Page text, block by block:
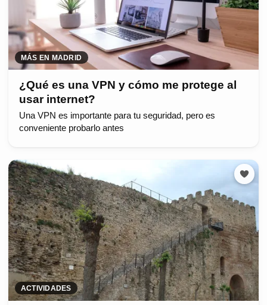
MÁS EN MADRID
¿Qué es una VPN y cómo me protege al
usar internet?
Una VPN es importante para tu seguridad, pero es
conveniente probarlo antes
ACTIVIDADES